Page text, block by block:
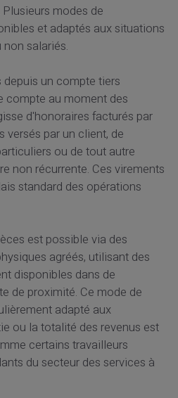
modes de
et adaptés aux situations
salariés.
un compte tiers
compte au moment des
d'honoraires facturés par
versés par un client, de
ou de tout autre
non récurrente. Ces virements
standard des opérations
est possible via des
agréés, utilisant des
disponibles dans de
de proximité. Ce mode de
adapté aux
ou la totalité des revenus est
certains travailleurs
du secteur des services à